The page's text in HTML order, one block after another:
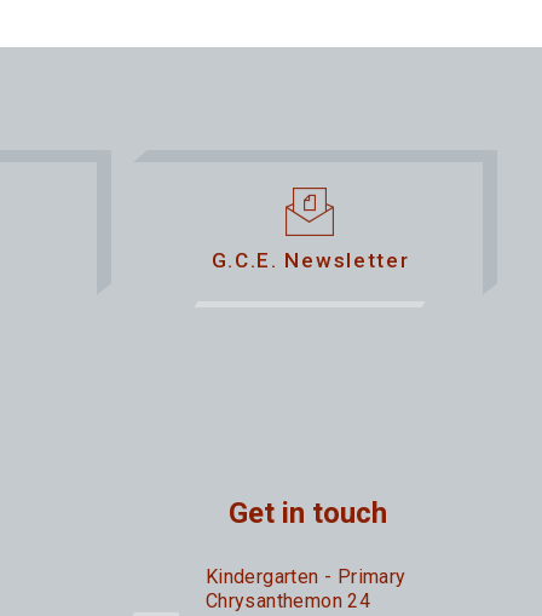
G.C.E. Newsletter
Get in touch
Kindergarten - Primary
Chrysanthemon 24